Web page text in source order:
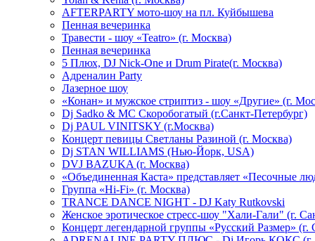
AFTERPARTY мото-шоу на пл. Куйбышева
Пенная вечеринка
Травести - шоу «Teatro» (г. Москва)
Пенная вечеринка
5 Плюх, DJ Nick-One и Drum Pirate(г. Москва)
Адреналин Party
Лазерное шоу
«Конан» и мужское стриптиз - шоу «Другие» (г.
Dj Sadko & МС Скоробогатый (г.Санкт-Петербург)
Dj PAUL VINITSKY (г.Москва)
Концерт певицы Светланы Разиной (г. Москва)
Dj STAN WILLIAMS (Нью-Йорк, USA)
DVJ BAZUKA (г. Москва)
«Объединенная Каста» представляет «Песочные
Группа «Hi-Fi» (г. Москва)
TRANCE DANCE NIGHT - DJ Katy Rutkovski
Женское эротическое стресс-шоу "Хали-Гали" (г.
Концерт легендарной группы «Русский Размер» (г.